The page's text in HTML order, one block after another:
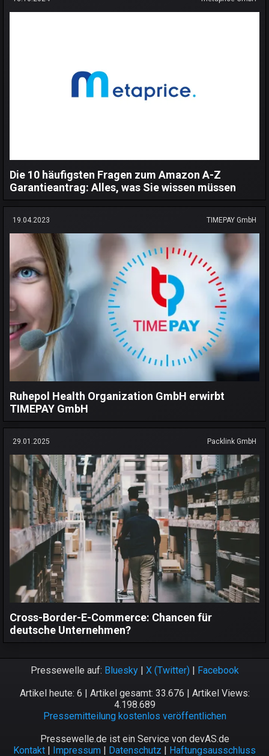
Die 10 häufigsten Fragen zum Amazon A-Z
Garantieantrag: Alles, was Sie wissen müssen
19.04.2023 TIMEPAY GmbH
Ruhepol Health Organization GmbH erwirbt
TIMEPAY GmbH
29.01.2025 Packlink GmbH
Cross-Border-E-Commerce: Chancen für
deutsche Unternehmen?
Pressewelle auf: Bluesky| X (Twitter)| Facebook
Artikel heute: 6 | Artikel gesamt: 33.676 | Artikel Views:
4.198.689
Pressemitteilung kostenlos veröffentlichen
Pressewelle.de ist ein Service von devAS.de
Kontakt | Impressum | Datenschutz | Haftungsausschluss